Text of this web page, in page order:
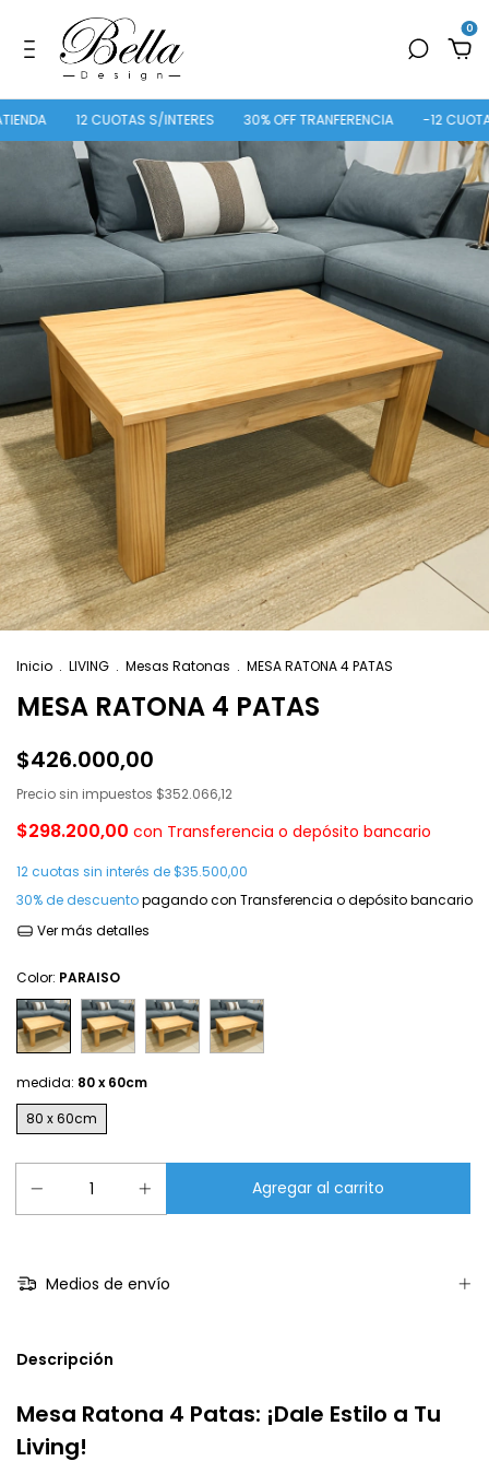
0
12 CUOTAS S/INTERES 30% OFF TRANFERENCIA -12 CUOTAS SIN
Inicio . LIVING . Mesas Ratonas . MESA RATONA 4 PATAS
MESA RATONA 4 PATAS
$426.000,00
Precio sin impuestos $352.066,12
$298.200,00 con Transferencia o depósito bancario
12 cuotas sin interés de $35.500,00
30% de descuentopagando con Transferencia o depósito bancario
Ver más detalles
Color: PARAISO
medida: 80 x 60cm
80 x 60cm
Medios de envío
Descripción
Mesa Ratona 4 Patas: ¡Dale Estilo a Tu
Living!